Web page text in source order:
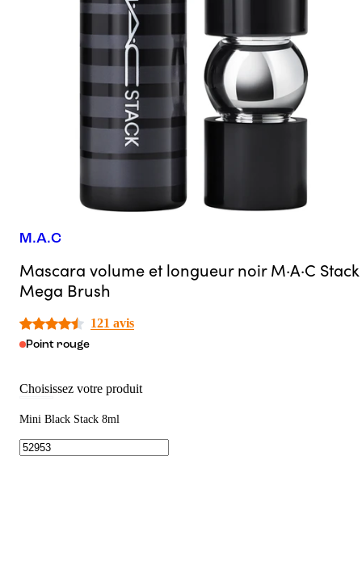
M.A.C
Mascara volume et longueur noir M·A·C Stack
Mega Brush
121 avis
Point rouge
Choisissez votre produit
Mini Black Stack 8ml